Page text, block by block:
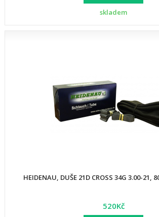
skladem
HEIDENAU, DUŠE 21D CROSS 34G 3.00-21,
520Kč